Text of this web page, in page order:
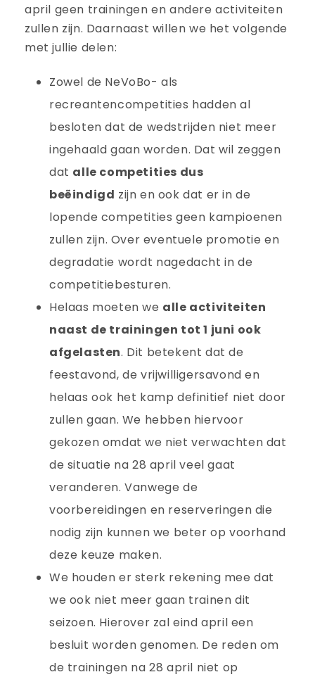
april geen trainingen en andere activiteiten
zullen zijn. Daarnaast willen we het volgende
met jullie delen:
Zowel de NeVoBo- als
recreantencompetities hadden al
besloten dat de wedstrijden niet meer
ingehaald gaan worden. Dat wil zeggen
dat alle competities dus
beëindigd zijn en ook dat er in de
lopende competities geen kampioenen
zullen zijn. Over eventuele promotie en
degradatie wordt nagedacht in de
competitiebesturen.
Helaas moeten we alle activiteiten
naast de trainingen tot 1 juni ook
afgelasten. Dit betekent dat de
feestavond, de vrijwilligersavond en
helaas ook het kamp definitief niet door
zullen gaan. We hebben hiervoor
gekozen omdat we niet verwachten dat
de situatie na 28 april veel gaat
veranderen. Vanwege de
voorbereidingen en reserveringen die
nodig zijn kunnen we beter op voorhand
deze keuze maken.
We houden er sterk rekening mee dat
we ook niet meer gaan trainen dit
seizoen. Hierover zal eind april een
besluit worden genomen. De reden om
de trainingen na 28 april niet op